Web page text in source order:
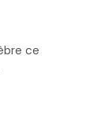
ce